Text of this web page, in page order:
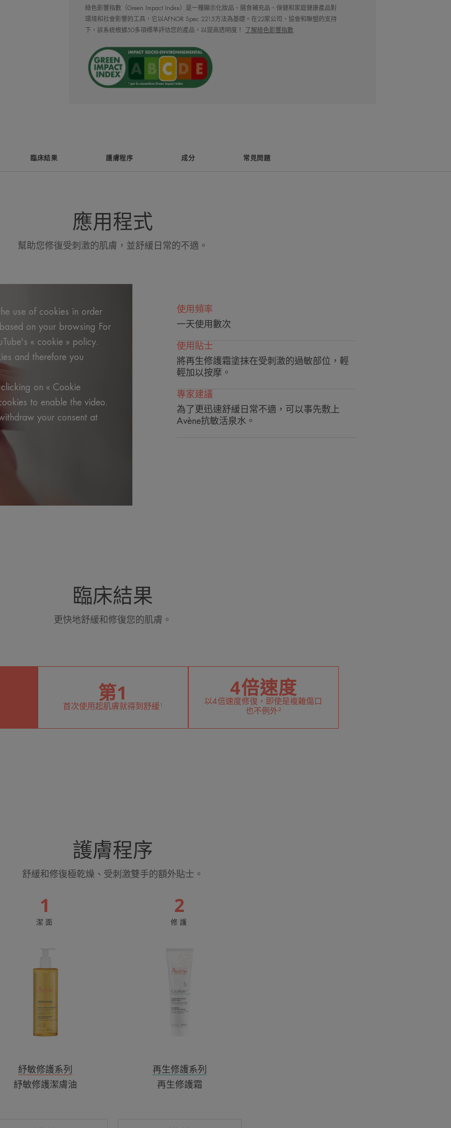
• 修補過敏損傷肌膚：[C+細胞修復因子]™是第一種從Avène抗敏活泉水中提
質地
內容物香味
^ Pierre Fabre 研究所之體外研究結果證明受損肌膚使用C+細胞修護因子™後修復速度比沒有使用快2.5倍
^ Pierre Fabre 研究所之體外研究結果證明受損肌膚使用C+細胞修護因子™後修復速度比沒有使用快2.5倍
¹ 經專業醫學監控88位年齡由3個月至70歲之肌膚受損人士所得的測試結果
**在皮膚科、兒科和婦科控制測試下由248名試用者進行臨床評分，每天塗抹2次，持續21天。48小時後的結果。
*** 體外測試與未塗抹相比。6天時的結果。
綠色影響指數（Green Impact Index）是一種顯示化妝品、膳食補充品、保健和家庭健康產品對
環境和社會影響的工具，它以AFNOR Spec 2215方法為基礎。在22家公司、協會和聯盟的支持
下，該系統根據50多項標準評估您的產品，以提高透明度！
了解綠色影響指數
臨床結果 護膚程序 成分 常見問題
應用程式
幫助您修復受刺激的肌膚，並舒緩日常的不適。
use of cookies in order
on your browsing For
« cookie » policy.
and therefore you
on « Cookie
to enable the video.
your consent at
使用頻率
一天使用數次
使用貼士
將再生修護霜塗抹在受刺激的過敏部位，輕
輕加以按摩。
專家建議
為了更迅速舒緩日常不適，可以事先敷上
Avène抗敏活泉水。
臨床結果
更快地舒緩和修復您的肌膚。
第1
首次使用起肌膚就得到舒緩¹
4倍速度
以4倍速度修復，即使是複雜傷口
也不例外²
護膚程序
舒緩和修復極乾燥、受刺激雙手的額外貼士。
1紓
潔面
紓敏修護系列
紓敏修護潔膚油
2再
修護
再生修護系列
再生修護霜